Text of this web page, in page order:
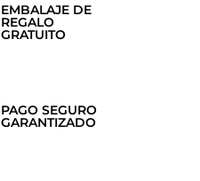
EMBALAJE DE
REGALO
GRATUITO
PAGO SEGURO
GARANTIZADO